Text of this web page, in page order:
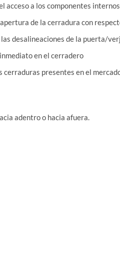
acceso a los componentes
de la cerradura con
desalineaciones de la puerta/
en el cerradero
presentes en el
adentro o hacia afuera.